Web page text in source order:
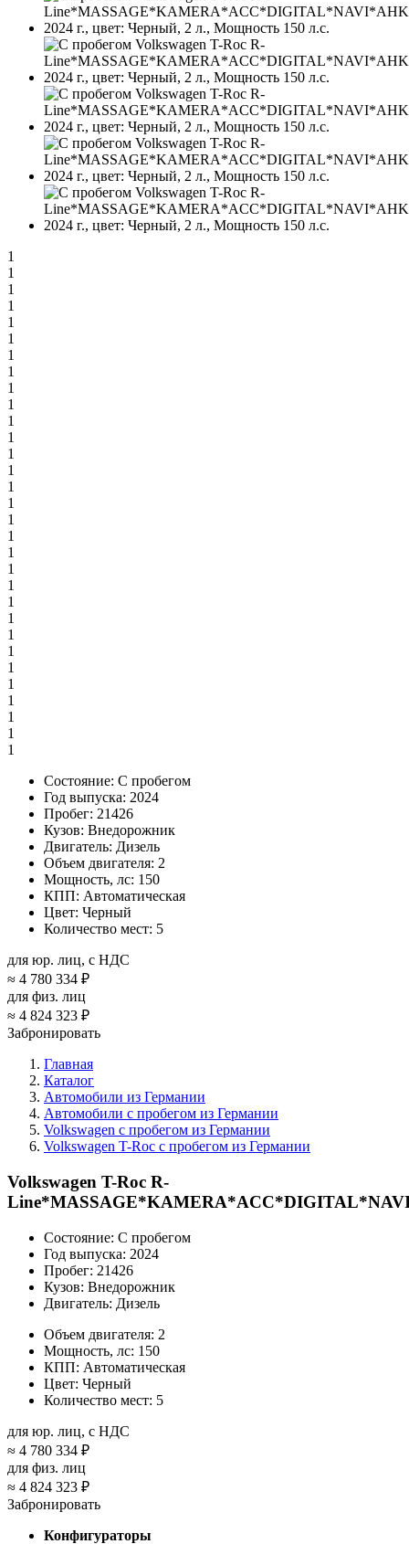
1
1
1
1
1
1
1
1
1
1
1
1
1
1
1
1
1
1
1
1
1
1
1
1
1
1
1
1
1
1
1
Состояние: С пробегом
Год выпуска: 2024
Пробег: 21426
Кузов: Внедорожник
Двигатель: Дизель
Объем двигателя: 2
Мощность, лс: 150
КПП: Автоматическая
Цвет: Черный
Количество мест: 5
для юр. лиц, с НДС
≈ 4 780 334 ₽
для физ. лиц
≈ 4 824 323 ₽
Забронировать
Главная
Каталог
Автомобили из Германии
Автомобили с пробегом из Германии
Volkswagen с пробегом из Германии
Volkswagen T-Roc с пробегом из Германии
Volkswagen T-Roc R-
Состояние: С пробегом
Год выпуска: 2024
Пробег: 21426
Кузов: Внедорожник
Двигатель: Дизель
Объем двигателя: 2
Мощность, лс: 150
КПП: Автоматическая
Цвет: Черный
Количество мест: 5
для юр. лиц, с НДС
≈ 4 780 334 ₽
для физ. лиц
≈ 4 824 323 ₽
Забронировать
Конфигураторы